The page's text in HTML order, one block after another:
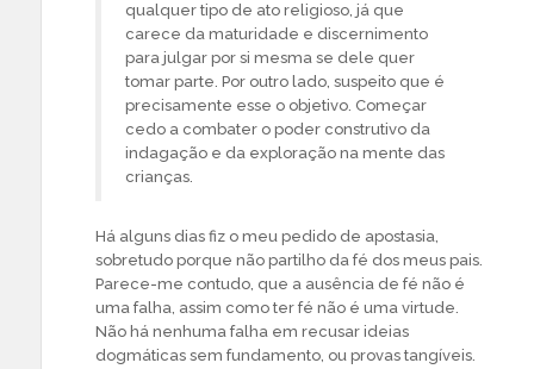
qualquer tipo de ato religioso, já que
carece da maturidade e discernimento
para julgar por si mesma se dele quer
tomar parte. Por outro lado, suspeito que é
precisamente esse o objetivo. Começar
cedo a combater o poder construtivo da
indagação e da exploração na mente das
crianças.
Há alguns dias fiz o meu pedido de apostasia,
sobretudo porque não partilho da fé dos meus pais.
Parece-me contudo, que a ausência de fé não é
uma falha, assim como ter fé não é uma virtude.
Não há nenhuma falha em recusar ideias
dogmáticas sem fundamento, ou provas tangíveis.